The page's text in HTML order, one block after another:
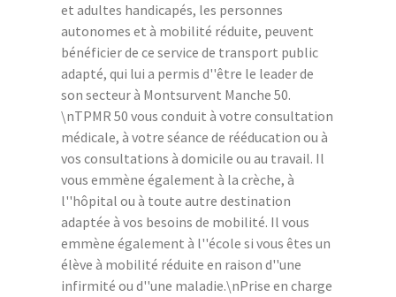
et adultes handicapés, les personnes
autonomes et à mobilité réduite, peuvent
bénéficier de ce service de transport public
adapté, qui lui a permis d''être le leader de
son secteur à Montsurvent Manche 50.
\nTPMR 50 vous conduit à votre consultation
médicale, à votre séance de rééducation ou à
vos consultations à domicile ou au travail. Il
vous emmène également à la crèche, à
l''hôpital ou à toute autre destination
adaptée à vos besoins de mobilité. Il vous
emmène également à l''école si vous êtes un
élève à mobilité réduite en raison d''une
infirmité ou d''une maladie.\nPrise en charge